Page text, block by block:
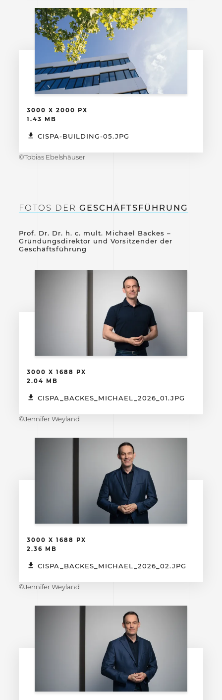
3000 X 2000 PX
1.43 MB
CISPA-BUILDING-05.JPG
©Tobias Ebelshäuser
FOTOS DER GESCHÄFTSFÜHRUNG
Prof. Dr. Dr. h. c. mult. Michael Backes –
Gründungsdirektor und Vorsitzender der
Geschäftsführung
3000 X 1688 PX
2.04 MB
CISPA_BACKES_MICHAEL_2026_01.JPG
©Jennifer Weyland
3000 X 1688 PX
2.36 MB
CISPA_BACKES_MICHAEL_2026_02.JPG
©Jennifer Weyland